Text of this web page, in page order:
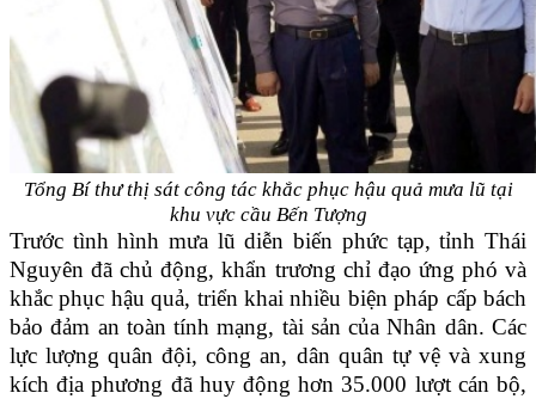
Tổng Bí thư thị sát công tác khắc phục hậu quả mưa lũ tại
khu vực cầu Bến Tượng
Trước tình hình mưa lũ diễn biến phức tạp, tỉnh Thái
Nguyên đã chủ động, khẩn trương chỉ đạo ứng phó và
khắc phục hậu quả, triển khai nhiều biện pháp cấp bách
bảo đảm an toàn tính mạng, tài sản của Nhân dân. Các
lực lượng quân đội, công an, dân quân tự vệ và xung
kích địa phương đã huy động hơn 35.000 lượt cán bộ,